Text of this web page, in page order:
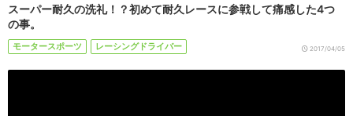
スーパー耐久の洗礼！？初めて耐久レースに参戦して痛感した4つ
の事。
モータースポーツ レーシングドライバー 2017/04/05